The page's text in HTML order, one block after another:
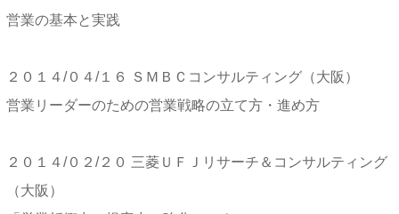
営業の基本と実践
２０１４/０４/１６ ＳＭＢＣコンサルティング（大阪）
営業リーダーのための営業戦略の立て方・進め方
２０１４/０２/２０ 三菱ＵＦＪリサーチ＆コンサルティング
（大阪）